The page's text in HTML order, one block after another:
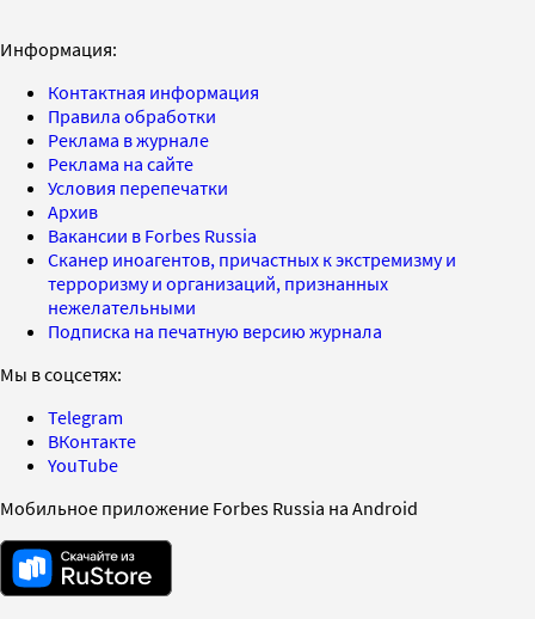
Информация:
Контактная информация
Правила обработки
Реклама в журнале
Реклама на сайте
Условия перепечатки
Архив
Вакансии в Forbes Russia
Сканер иноагентов, причастных к экстремизму и
терроризму и организаций, признанных
нежелательными
Подписка на печатную версию журнала
Мы в соцсетях:
Telegram
ВКонтакте
YouTube
Мобильное приложение Forbes Russia на Android